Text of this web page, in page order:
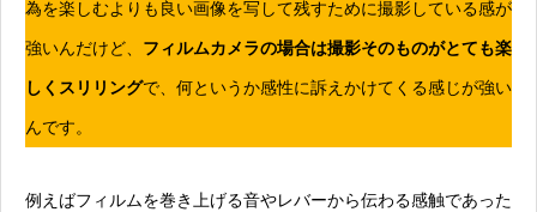
為を楽しむよりも良い画像を写して残すために撮影している感が
強いんだけど、 フィルムカメラの場合は撮影そのものがとても楽
しくスリリングで、何というか感性に訴えかけてくる感じが強い
んです。
例えばフィルムを巻き上げる音やレバーから伝わる感触であった